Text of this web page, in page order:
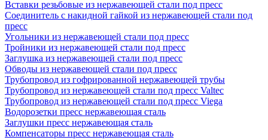
Вставки резьбовые из нержавеющей стали под пресс
Соединитель с накидной гайкой из нержавеющей стали под
пресс
Угольники из нержавеющей стали под пресс
Тройники из нержавеющей стали под пресс
Заглушка из нержавеющей стали под пресс
Обводы из нержавеющей стали под пресс
Трубопровод из гофрированной нержавеющей трубы
Трубопровод из нержавеющей стали под пресс Valtec
Трубопровод из нержавеющей стали под пресс Viega
Водорозетки пресс нержавеющая сталь
Заглушки пресс нержавеющая сталь
Компенсаторы пресс нержавеющая сталь